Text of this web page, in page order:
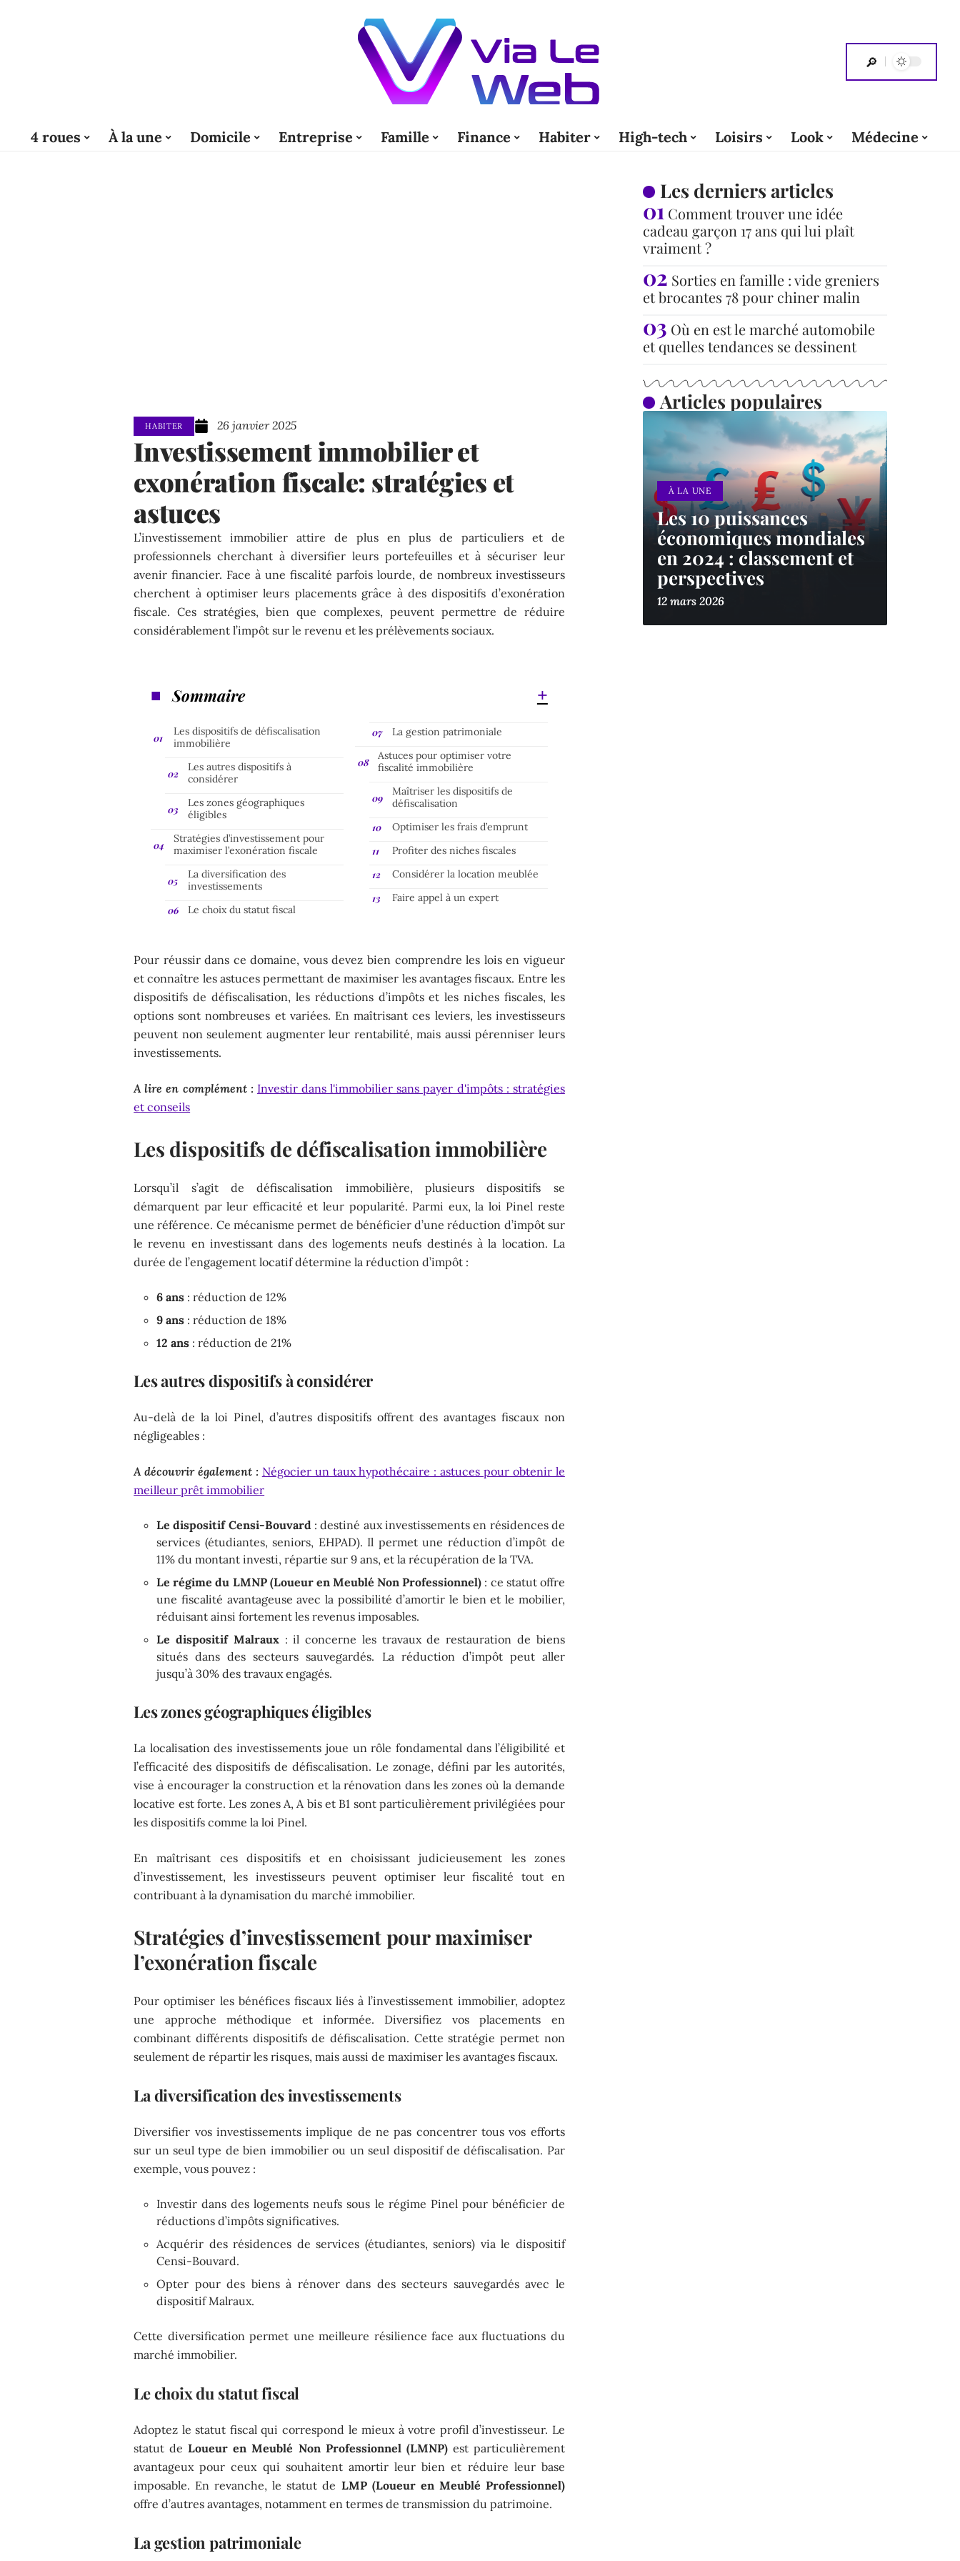
4 roues À la une Domicile Entreprise Famille Finance Habiter High-tech Loisirs Look Médecine
HABITER 26 janvier 2025
Investissement immobilier et
exonération fiscale: stratégies et
astuces
L’investissement immobilier attire de plus en plus de particuliers et de
professionnels cherchant à diversifier leurs portefeuilles et à sécuriser leur
avenir financier. Face à une fiscalité parfois lourde, de nombreux investisseurs
cherchent à optimiser leurs placements grâce à des dispositifs d’exonération
fiscale. Ces stratégies, bien que complexes, peuvent permettre de réduire
considérablement l’impôt sur le revenu et les prélèvements sociaux.
Sommaire
Les dispositifs de défiscalisation
immobilière
Les autres dispositifs à
considérer
Les zones géographiques
éligibles
Stratégies d’investissement pour
maximiser l’exonération fiscale
La diversification des
investissements
Le choix du statut fiscal
La gestion patrimoniale
Astuces pour optimiser votre
fiscalité immobilière
Maîtriser les dispositifs de
défiscalisation
Optimiser les frais d’emprunt
Profiter des niches fiscales
Considérer la location meublée
Faire appel à un expert
Pour réussir dans ce domaine, vous devez bien comprendre les lois en vigueur
et connaître les astuces permettant de maximiser les avantages fiscaux. Entre les
dispositifs de défiscalisation, les réductions d’impôts et les niches fiscales, les
options sont nombreuses et variées. En maîtrisant ces leviers, les investisseurs
peuvent non seulement augmenter leur rentabilité, mais aussi pérenniser leurs
investissements.
A lire en complément : Investir dans l'immobilier sans payer d'impôts : stratégies
et conseils
Les dispositifs de défiscalisation immobilière
Lorsqu’il s’agit de défiscalisation immobilière, plusieurs dispositifs se
démarquent par leur efficacité et leur popularité. Parmi eux, la loi Pinel reste
une référence. Ce mécanisme permet de bénéficier d’une réduction d’impôt sur
le revenu en investissant dans des logements neufs destinés à la location. La
durée de l’engagement locatif détermine la réduction d’impôt :
6 ans : réduction de 12%
9 ans : réduction de 18%
12 ans : réduction de 21%
Les autres dispositifs à considérer
Au-delà de la loi Pinel, d’autres dispositifs offrent des avantages fiscaux non
négligeables :
A découvrir également : Négocier un taux hypothécaire : astuces pour obtenir le
meilleur prêt immobilier
Le dispositif Censi-Bouvard : destiné aux investissements en résidences de
services (étudiantes, seniors, EHPAD). Il permet une réduction d’impôt de
11% du montant investi, répartie sur 9 ans, et la récupération de la TVA.
Le régime du LMNP (Loueur en Meublé Non Professionnel) : ce statut offre
une fiscalité avantageuse avec la possibilité d’amortir le bien et le mobilier,
réduisant ainsi fortement les revenus imposables.
Le dispositif Malraux : il concerne les travaux de restauration de biens
situés dans des secteurs sauvegardés. La réduction d’impôt peut aller
jusqu’à 30% des travaux engagés.
Les zones géographiques éligibles
La localisation des investissements joue un rôle fondamental dans l’éligibilité et
l’efficacité des dispositifs de défiscalisation. Le zonage, défini par les autorités,
vise à encourager la construction et la rénovation dans les zones où la demande
locative est forte. Les zones A, A bis et B1 sont particulièrement privilégiées pour
les dispositifs comme la loi Pinel.
En maîtrisant ces dispositifs et en choisissant judicieusement les zones
d’investissement, les investisseurs peuvent optimiser leur fiscalité tout en
contribuant à la dynamisation du marché immobilier.
Stratégies d’investissement pour maximiser
l’exonération fiscale
Pour optimiser les bénéfices fiscaux liés à l’investissement immobilier, adoptez
une approche méthodique et informée. Diversifiez vos placements en
combinant différents dispositifs de défiscalisation. Cette stratégie permet non
seulement de répartir les risques, mais aussi de maximiser les avantages fiscaux.
La diversification des investissements
Diversifier vos investissements implique de ne pas concentrer tous vos efforts
sur un seul type de bien immobilier ou un seul dispositif de défiscalisation. Par
exemple, vous pouvez :
Investir dans des logements neufs sous le régime Pinel pour bénéficier de
réductions d’impôts significatives.
Acquérir des résidences de services (étudiantes, seniors) via le dispositif
Censi-Bouvard.
Opter pour des biens à rénover dans des secteurs sauvegardés avec le
dispositif Malraux.
Cette diversification permet une meilleure résilience face aux fluctuations du
marché immobilier.
Le choix du statut fiscal
Adoptez le statut fiscal qui correspond le mieux à votre profil d’investisseur. Le
statut deLoueur en Meublé Non Professionnel (LMNP)est particulièrement
avantageux pour ceux qui souhaitent amortir leur bien et réduire leur base
imposable. En revanche, le statut de LMP (Loueur en Meublé Professionnel)
offre d’autres avantages, notamment en termes de transmission du patrimoine.
La gestion patrimoniale
Les derniers articles
Comment trouver une idée
cadeau garçon 17 ans qui lui plaît
vraiment ?
Sorties en famille : vide greniers
et brocantes 78 pour chiner malin
Où en est le marché automobile
et quelles tendances se dessinent
Articles populaires
À LA UNE
Les 10 puissances
économiques mondiales
en 2024 : classement et
perspectives
12 mars 2026